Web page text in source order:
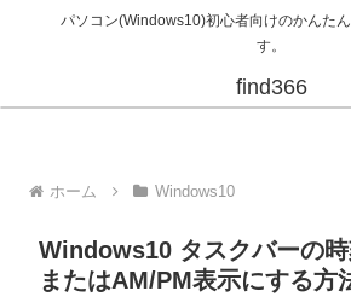
パソコン(Windows10)初心者向けのかんた
す。
find366
ホーム Windows10
Windows10 タスクバーの
またはAM/PM表示にする方